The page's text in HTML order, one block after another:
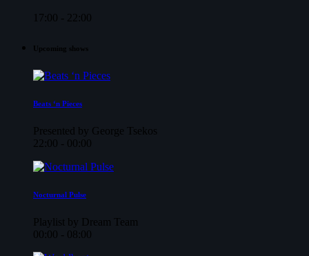
17:00 - 22:00
Upcoming shows
Beats ‘n Pieces
Presented by George Tsekos
22:00 - 00:00
Nocturnal Pulse
Playlist by Dream Team
00:00 - 08:00